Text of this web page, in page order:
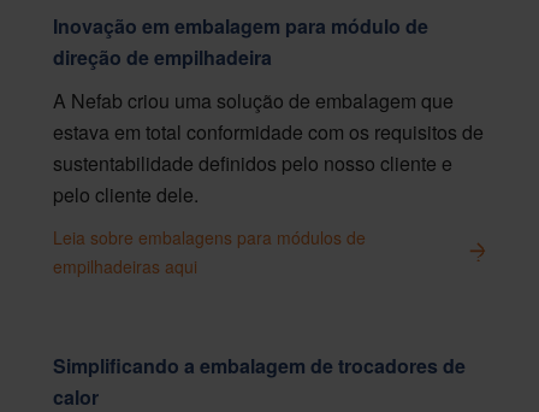
Inovação em embalagem para módulo de
direção de empilhadeira
A Nefab criou uma solução de embalagem que
estava em total conformidade com os requisitos de
sustentabilidade definidos pelo nosso cliente e
pelo cliente dele.
Leia sobre embalagens para módulos de
empilhadeiras aqui
Simplificando a embalagem de trocadores de
calor